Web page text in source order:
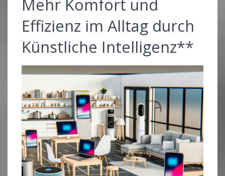
Mehr Komfort und
Effizienz im Alltag durch
Künstliche Intelligenz**